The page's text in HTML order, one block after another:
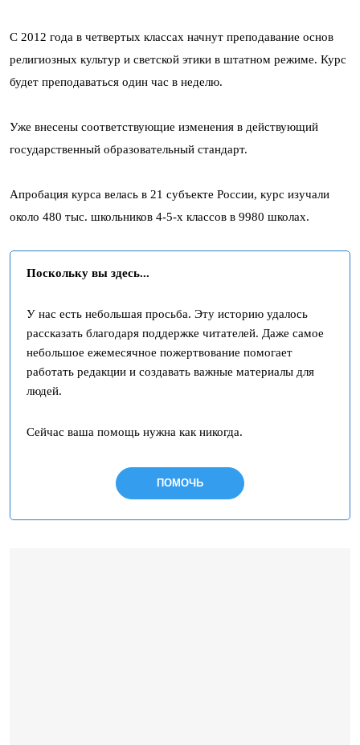
С 2012 года в четвертых классах начнут преподавание основ
религиозных культур и светской этики в штатном режиме. Курс
будет преподаваться один час в неделю.
Уже внесены соответствующие изменения в действующий
государственный образовательный стандарт.
Апробация курса велась в 21 субъекте России, курс изучали
около 480 тыс. школьников 4-5-х классов в 9980 школах.
Поскольку вы здесь...
У нас есть небольшая просьба. Эту историю удалось
рассказать благодаря поддержке читателей. Даже самое
небольшое ежемесячное пожертвование помогает
работать редакции и создавать важные материалы для
людей.
Сейчас ваша помощь нужна как никогда.
ПОМОЧЬ